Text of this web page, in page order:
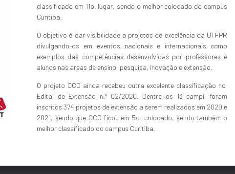
classificado em 11o. lugar, sendo o melhor colocado do campus
Curitiba.
O objetivo é dar visibilidade a projetos de excelência da UTFPR
divulgando-os em eventos nacionais e internacionais como
exemplos das competências desenvolvidas por professores e
alunos nas áreas de ensino, pesquisa, inovação e extensão.
O projeto OCO ainda recebeu outra excelente classificação no
Edital de Extensão n.º 02/2020. Dentre os 13 campi, foram
inscritos 374 projetos de extensão a serem realizados em 2020 e
2021, sendo que OCO ficou em 5o. colocado, sendo também o
melhor classificado do campus Curitiba.